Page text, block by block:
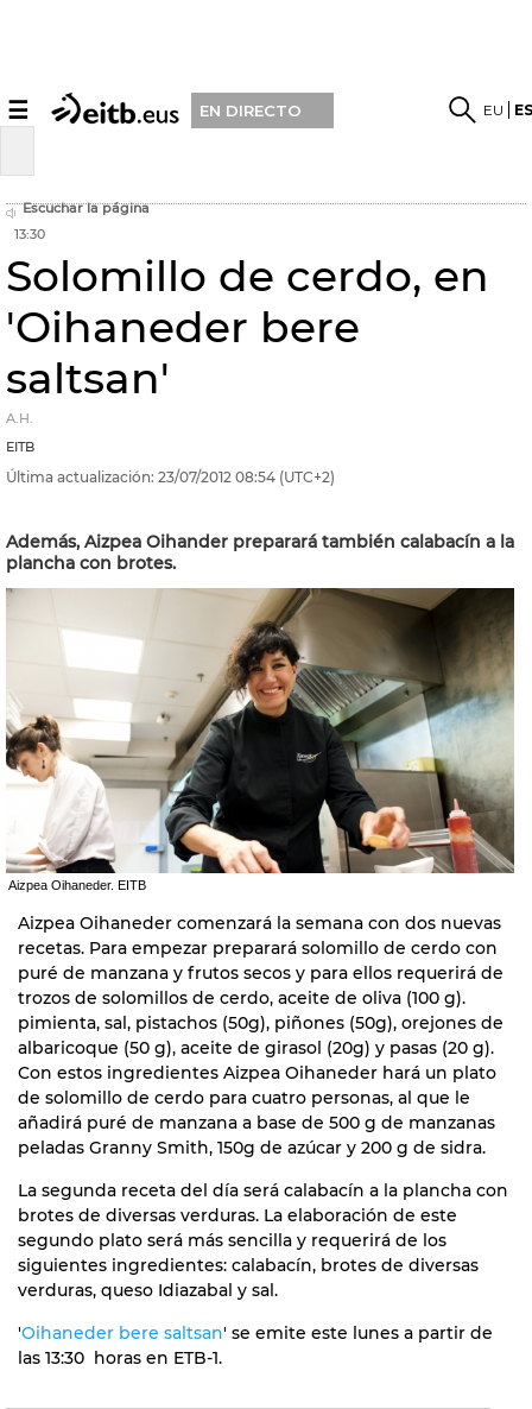
☰ EN DIRECTO EU
Escuchar la página
13:30
Solomillo de cerdo, en
'Oihaneder bere
saltsan'
A.H.
EITB
Última actualización: 23/07/2012 08:54 (UTC+2)
Además, Aizpea Oihander preparará también calabacín a la
plancha con brotes.
Aizpea Oihaneder. EITB
Aizpea Oihaneder comenzará la semana con dos nuevas
recetas. Para empezar preparará solomillo de cerdo con
puré de manzana y frutos secos y para ellos requerirá de
trozos de solomillos de cerdo, aceite de oliva (100 g).
pimienta, sal, pistachos (50g), piñones (50g), orejones de
albaricoque (50 g), aceite de girasol (20g) y pasas (20 g).
Con estos ingredientes Aizpea Oihaneder hará un plato
de solomillo de cerdo para cuatro personas, al que le
añadirá puré de manzana a base de 500 g de manzanas
peladas Granny Smith, 150g de azúcar y 200 g de sidra.
La segunda receta del día será calabacín a la plancha con
brotes de diversas verduras. La elaboración de este
segundo plato será más sencilla y requerirá de los
siguientes ingredientes: calabacín, brotes de diversas
verduras, queso Idiazabal y sal.
'Oihaneder bere saltsan' se emite este lunes a partir de
las 13:30 horas en ETB-1.